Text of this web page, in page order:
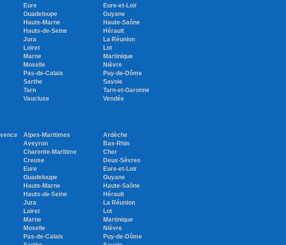
Eure
Eure-et-Loir
Guadeloupe
Guyane
Haute-Marne
Haute-Saône
Hauts-de-Seine
Hérault
Jura
La Réunion
Loiret
Lot
Marne
Martinique
Moselle
Nièvre
Pas-de-Calais
Puy-de-Dôme
Sarthe
Savoie
Tarn
Tarn-et-Garonne
Vaucluse
Vendée
Alpes-Maritimes
Ardèche
Aveyron
Bas-Rhin
Charente-Maritime
Cher
Creuse
Deux-Sèvres
Eure
Eure-et-Loir
Guadeloupe
Guyane
Haute-Marne
Haute-Saône
Hauts-de-Seine
Hérault
Jura
La Réunion
Loiret
Lot
Marne
Martinique
Moselle
Nièvre
Pas-de-Calais
Puy-de-Dôme